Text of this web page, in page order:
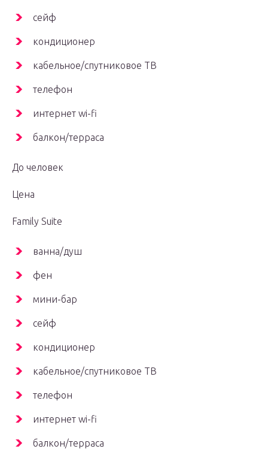
сейф
кондиционер
кабельное/спутниковое ТВ
телефон
интернет wi-fi
балкон/терраса
До человек
Цена
Family Suite
ванна/душ
фен
мини-бар
сейф
кондиционер
кабельное/спутниковое ТВ
телефон
интернет wi-fi
балкон/терраса